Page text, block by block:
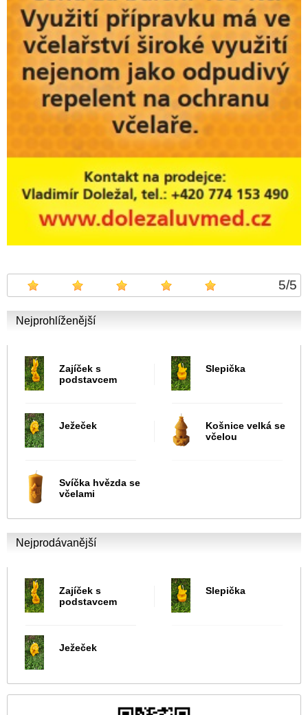
5/5
Nejprohlíženější
Zajíček s
podstavcem
Slepička
Ježeček
Košnice velká se
včelou
Svíčka hvězda se
včelami
Nejprodávanější
Zajíček s
podstavcem
Slepička
Ježeček